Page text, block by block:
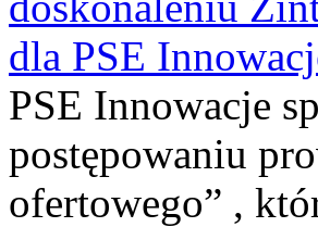
dla PSE
PSE Innowacje
postępowaniu
ofertowego” ,